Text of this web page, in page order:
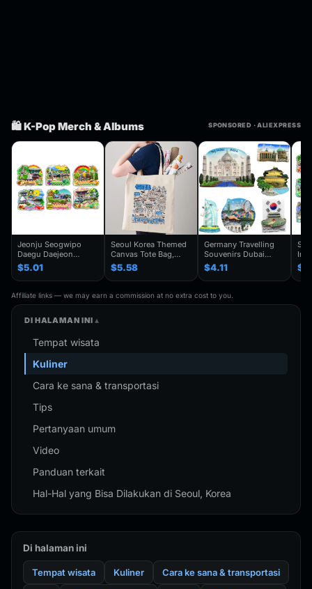
🛍️ K-Pop Merch & Albums SPONSORED · ALIEXPRESS
Jeonju Seogwipo
Daegu Daejeon
Chuncheon Andong
South Korea Fridge
Magnet Travel
Souvenir Gift
Handmade Decorative
$5.01
Seoul Korea Themed
Canvas Tote Bag,
Seoul Souvenir Gift,
Seoul City Shoulder
Bag For
Traveler,Trendy
Folding Shoulder Bag
$5.58
Germany Travelling
Souvenirs Dubai
Kuwait Fridge
Stickers Japan
Shanghai Korea
Finland Mauritius
Fridge Magnets
$4.11
Affiliate links — we may earn a commission at no extra cost to you.
DI HALAMAN INI
Tempat wisata
Kuliner
Cara ke sana & transportasi
Tips
Pertanyaan umum
Video
Panduan terkait
Hal-Hal yang Bisa Dilakukan di Seoul, Korea
Di halaman ini
Tempat wisata Kuliner Cara ke sana & transportasi